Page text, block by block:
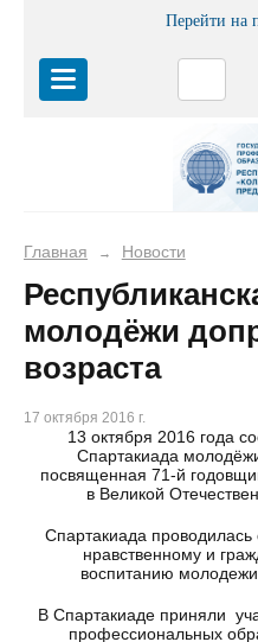
Перейти на
Главная → Новости
молодёжи
возраста
17 октября 2016 г.
13 октября 2016 года
Спартакиада
посвященная 71-й
в Великой
Спартакиада
нравственному и
воспитанию молодежи
В Спартакиаде приняли
профессиональных